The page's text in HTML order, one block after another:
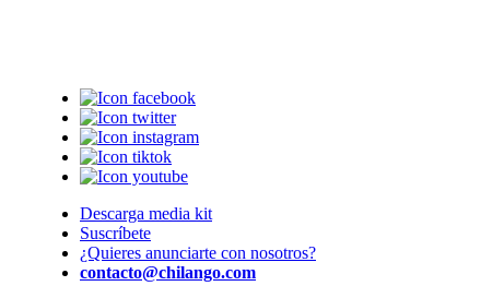
Descarga media kit
Suscríbete
¿Quieres anunciarte con nosotros?
contacto@chilango.com